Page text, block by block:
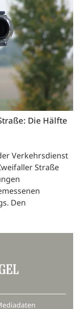
Die Hälfte
Verkehrsdienst
Straße
Den